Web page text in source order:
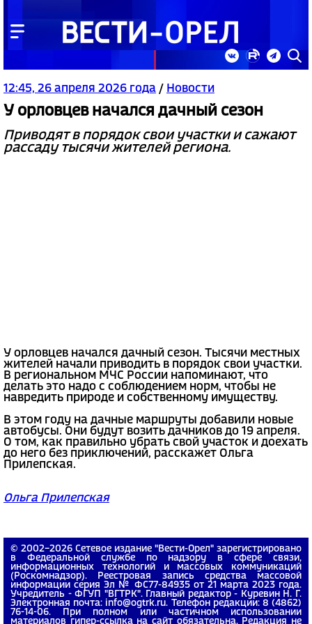
12:45, 26 апреля 2026 года / Новости
У орловцев начался дачный сезон
Приводят в порядок свои участки и сажают
рассаду тысячи жителей региона.
У орловцев начался дачный сезон. Тысячи местных
жителей начали приводить в порядок свои участки.
В региональном МЧС России напоминают, что
делать это надо с соблюдением норм, чтобы не
навредить природе и собственному имуществу.
В этом году на дачные маршруты добавили новые
автобусы. Они будут возить дачников до 19 апреля.
О том, как правильно убрать свой участок и доехать
до него без приключений, расскажет Ольга
Прилепская.
Ольга Прилепская
© 2002−2026 Сетевое издание "Вести-Орел" зарегистрировано
в Федеральной службе по надзору в сфере связи,
информационных технологий и массовых коммуникаций
(Роскомнадзор). Реестровая запись средства массовой
информации серия Эл № ФС77-84935 от 21 марта 2023 года.
Учредитель - ФГУП "ВГТРК". Главный редактор - Куревин Н. Г.
Электронная почта: info@ogtrk.ru. Телефон редакции: 8 (4862)
76-14-06. При полном или частичном использовании
материалов гипер-ссылка на сайт обязательна. Редакция не